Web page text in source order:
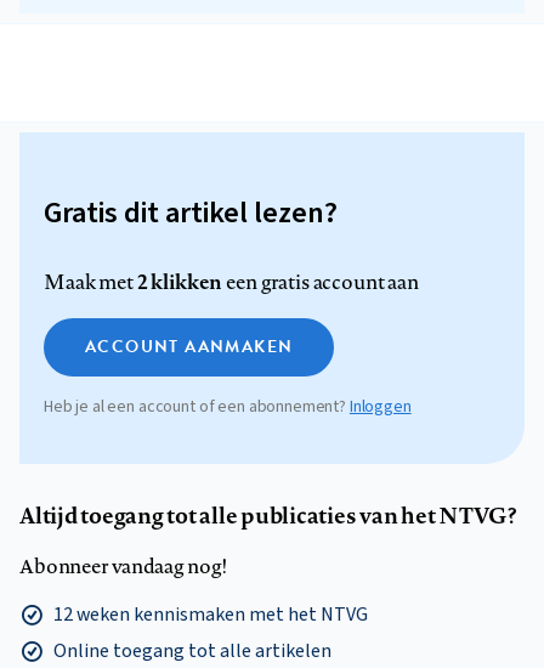
Gratis dit artikel lezen?
Maak met2 klikkeneen gratis account aan
ACCOUNT AANMAKEN
Heb je al een account of een abonnement? Inloggen
Altijd toegang tot alle publicaties van het NTVG?
Abonneer vandaag nog!
12 weken kennismaken met het NTVG
Online toegang tot alle artikelen